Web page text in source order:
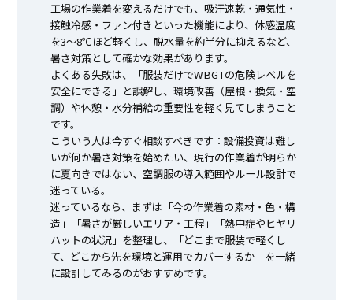
工場の作業着を変えるだけでも、吸汗速乾・通気性・
接触冷感・ファン付きといった機能により、体感温度
を3～8℃ほど軽くし、脱水量を約半分に抑えるなど、
暑さ対策として確かな効果があります。
よくある失敗は、「服装だけでWBGTの危険レベルを
安全にできる」と誤解し、環境改善（屋根・換気・空
調）や休憩・水分補給の重要性を軽く見てしまうこと
です。
こういう人は今すぐ相談すべきです：設備投資は難し
いが何か暑さ対策を始めたい、現行の作業着が明らか
に夏向きではない、空調服の導入範囲やルール設計で
迷っている。
迷っているなら、まずは「今の作業着の素材・色・構
造」「暑さが厳しいエリア・工程」「熱中症やヒヤリ
ハットの状況」を整理し、「どこまで服装で軽くし
て、どこから先を環境と運用でカバーするか」を一緒
に設計してみるのがおすすめです。